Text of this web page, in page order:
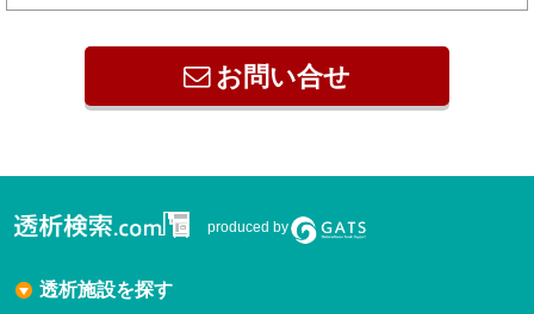
お問い合せ
produced by
透析施設を探す